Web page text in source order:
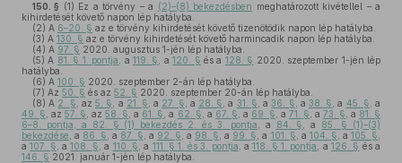
150. § (1) Ez a törvény – a (2)–(8) bekezdésben meghatározott kivétellel – a
kihirdetését követő napon lép hatályba.
(2) A 6–20. § az e törvény kihirdetését követő tizenötödik napon lép hatályba.
(3) A 130. § az e törvény kihirdetését követő harmincadik napon lép hatályba.
(4) A 97. § 2020. augusztus 1-jén lép hatályba.
(5) A 81. § 1. pontja , a 119. § , a120. § és a 128. § 2020. szeptember 1-jén lép
hatályba.
(6) A 100. § 2020. szeptember 2-án lép hatályba.
(7) Az 50. § és az 52. § 2020. szeptember 20-án lép hatályba.
(8) A 2. § , az5. § , a 21. § , a 27. § , a 28. § , a 31. § , a36. § , a38. § , a 45. § , a
49. § , az57. § , az58. § , a 61. § , a 62. § , a 67. § , a 69. § , a 71. § , a 73. § , a 81. §
6–8. pontja, a 82. § (1) bekezdés 2. és 3. pontja , a 84. § , a 85. § (1)–(3)
bekezdése , a 86. § , a 87. § , a 92. § , a 98. § , a 99. § , a 101. § , a 104. § , a105. §
a107. § , a108. § , a 110. § , a 111. § 1. és 3. pontja , a118. § 1. pontja , a126. § és a
146. § 2021. január 1-jén lép hatályba.